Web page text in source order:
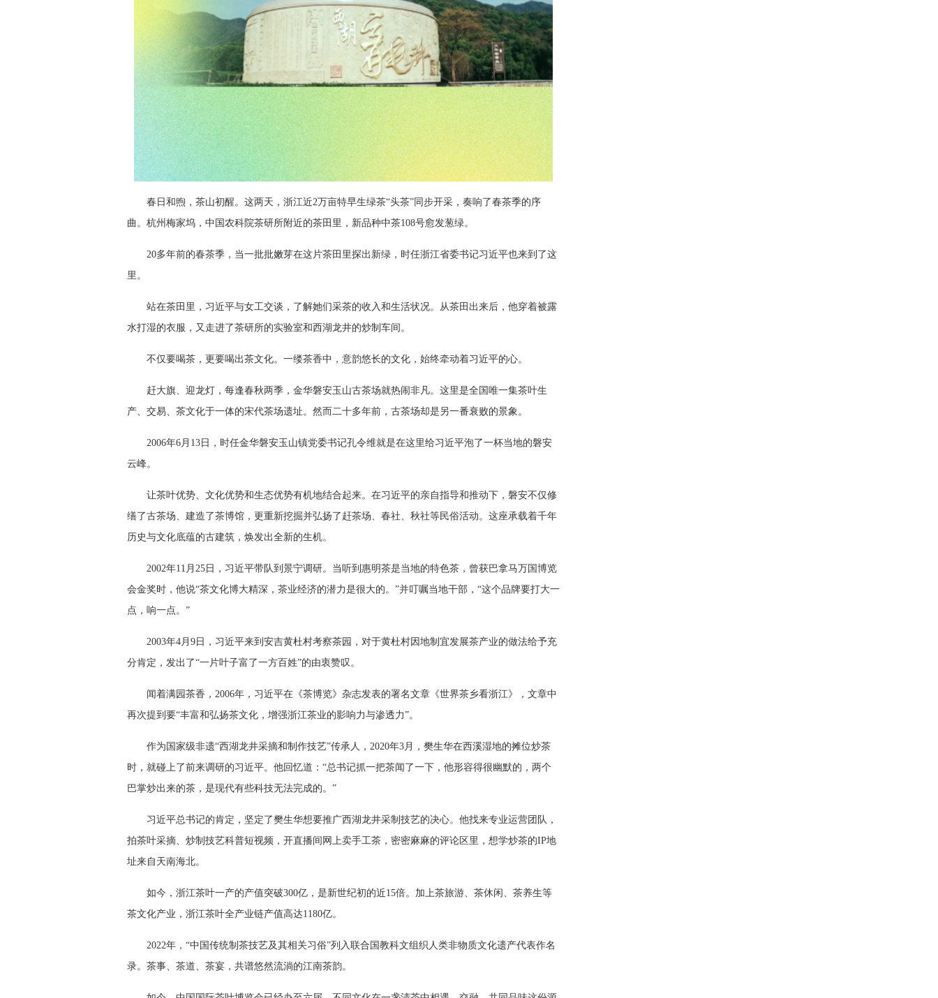
春日和煦，茶山初醒。这两天，浙江近2万亩特早生绿茶“头茶”同步开采，奏响了春茶季的序
曲。杭州梅家坞，中国农科院茶研所附近的茶田里，新品种中茶108号愈发葱绿。
20多年前的春茶季，当一批批嫩芽在这片茶田里探出新绿，时任浙江省委书记习近平也来到了这
里。
站在茶田里，习近平与女工交谈，了解她们采茶的收入和生活状况。从茶田出来后，他穿着被露
水打湿的衣服，又走进了茶研所的实验室和西湖龙井的炒制车间。
不仅要喝茶，更要喝出茶文化。一缕茶香中，意韵悠长的文化，始终牵动着习近平的心。
赶大旗、迎龙灯，每逢春秋两季，金华磐安玉山古茶场就热闹非凡。这里是全国唯一集茶叶生
产、交易、茶文化于一体的宋代茶场遗址。然而二十多年前，古茶场却是另一番衰败的景象。
2006年6月13日，时任金华磐安玉山镇党委书记孔令维就是在这里给习近平泡了一杯当地的磐安
云峰。
让茶叶优势、文化优势和生态优势有机地结合起来。在习近平的亲自指导和推动下，磐安不仅修
缮了古茶场、建造了茶博馆，更重新挖掘并弘扬了赶茶场、春社、秋社等民俗活动。这座承载着千年
历史与文化底蕴的古建筑，焕发出全新的生机。
2002年11月25日，习近平带队到景宁调研。当听到惠明茶是当地的特色茶，曾获巴拿马万国博览
会金奖时，他说“茶文化博大精深，茶业经济的潜力是很大的。”并叮嘱当地干部，“这个品牌要打大一
点，响一点。”
2003年4月9日，习近平来到安吉黄杜村考察茶园，对于黄杜村因地制宜发展茶产业的做法给予充
分肯定，发出了“一片叶子富了一方百姓”的由衷赞叹。
闻着满园茶香，2006年，习近平在《茶博览》杂志发表的署名文章《世界茶乡看浙江》，文章中
再次提到要“丰富和弘扬茶文化，增强浙江茶业的影响力与渗透力”。
作为国家级非遗“西湖龙井采摘和制作技艺”传承人，2020年3月，樊生华在西溪湿地的摊位炒茶
时，就碰上了前来调研的习近平。他回忆道：“总书记抓一把茶闻了一下，他形容得很幽默的，两个
巴掌炒出来的茶，是现代有些科技无法完成的。”
习近平总书记的肯定，坚定了樊生华想要推广西湖龙井采制技艺的决心。他找来专业运营团队，
拍茶叶采摘、炒制技艺科普短视频，开直播间网上卖手工茶，密密麻麻的评论区里，想学炒茶的IP地
址来自天南海北。
如今，浙江茶叶一产的产值突破300亿，是新世纪初的近15倍。加上茶旅游、茶休闲、茶养生等
茶文化产业，浙江茶叶全产业链产值高达1180亿。
2022年，“中国传统制茶技艺及其相关习俗”列入联合国教科文组织人类非物质文化遗产代表作名
录。茶事、茶道、茶宴，共谱悠然流淌的江南茶韵。